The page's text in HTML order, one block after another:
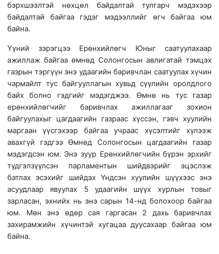
бэрхшээлтэй нөхцөл байдалтай тулгарч мэдэхээр
байдалтай байгаа гэдэг мэдээллийг өгч байгаа юм
байна.
Үүний зэрэгцээ Ерөнхийлөгч Юныг саатуулахаар
ажиллаж байгаа өмнөд Солонгосын авлигатай тэмцэх
газрын тэргүүн энэ удаагийн баривчлан саатуулах хүчин
чармайлт тус байгууллагын хувьд сүүлийн оролдлого
байх болно гэдгийг мэдэгджээ. Өмнө нь тус газар
ерөнхийлөгчийг баривчлах ажиллагааг зохион
байгуулахыг цагдаагийн газраас хүссэн, гэвч хуулийн
маргаан үүсгэхээр байгаа учраас хүсэлтийг хүлээж
авахгүй гэдгээ Өмнөд Солонгосын цагдаагийн газар
мэдэгдсэн юм. Энэ зуур Ерөнхийлөгчийн бүрэн эрхийг
түдгэлзүүлсэн парламентын шийдвэрийг эцэслэж
батлах эсэхийг шийдэх Үндсэн хуулийн шүүхээс энэ
асуудлаар явуулах 5 удаагийн шүүх хурлын товыг
зарласан, эхнийх нь энэ сарын 14-нд болохоор байгаа
юм. Мөн энэ өдөр сая гаргасан 2 дахь баривчлах
захирамжийн хүчинтэй хугацаа дуусахаар байгаа юм
байна.